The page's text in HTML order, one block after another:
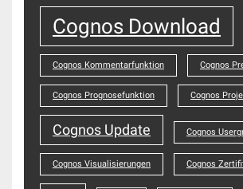
Cognos Download
Cognos Kommentarfunktion Cognos
Cognos Prognosefunktion Cognos
Cognos Update Cognos
Cognos Visualisierungen Cognos